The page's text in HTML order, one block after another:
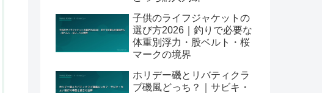
子供のライフジャケットの
選び方2026｜釣りで必要な
体重別浮力・股ベルト・桜
マークの境界
ホリデー磯とリバティクラ
ブ磯風どっち？｜サビキ・